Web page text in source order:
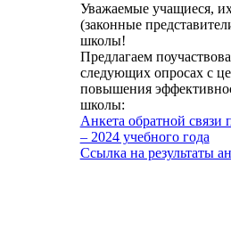
Уважаемые учащиеся,
(законные
школы!
Предлагаем
следующих опросах с
повышения
школы:
Анкета обратной связи
– 2024 учебного года
Ссылка на результаты